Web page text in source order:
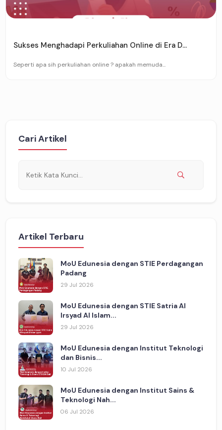
Sukses Menghadapi Perkuliahan Online di Era D...
Seperti apa sih perkuliahan online ? apakah memuda...
Cari Artikel
Artikel Terbaru
MoU Edunesia dengan STIE Perdagangan
Padang
29 Jul 2026
MoU Edunesia dengan STIE Satria Al
Irsyad Al Islam...
29 Jul 2026
MoU Edunesia dengan Institut Teknologi
dan Bisnis...
10 Jul 2026
MoU Edunesia dengan Institut Sains &
Teknologi Nah...
06 Jul 2026